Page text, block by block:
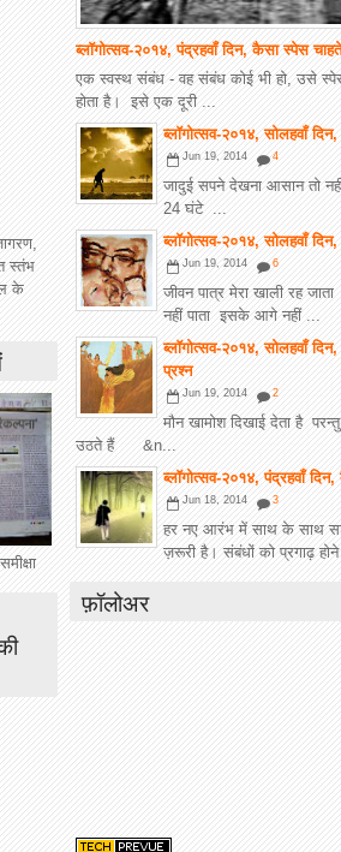
ब्लॉगोत्सव-२०१४, पंद्रहवाँ दिन, कैसा स्पेस
एक स्वस्थ संबंध - वह संबंध कोई भी हो, उसे
होता है। इसे एक दूरी ...
ब्लॉगोत्सव-२०१४, सोलहवाँ
Jun 19, 2014 4
जादुई सपने देखना आसान तो
24 घंटे ...
ब्लॉगोत्सव-२०१४, सोलहवाँ दिन,
Jun 19, 2014 6
जीवन पात्र मेरा खाली रह
नहीं पाता इसके आगे नहीं ...
ब्लॉगोत्सव-२०१४, सोलहवाँ
प्रश्न
Jun 19, 2014 2
मौन खामोश दिखाई देता है
उठते हैं &n...
ब्लॉगोत्सव-२०१४, पंद्रहवाँ
Jun 18, 2014 3
हर नए आरंभ में साथ के साथ
ज़रूरी है। संबंधों को प्रगाढ़ होने
फ़ॉलोअर
स्तंभ
के